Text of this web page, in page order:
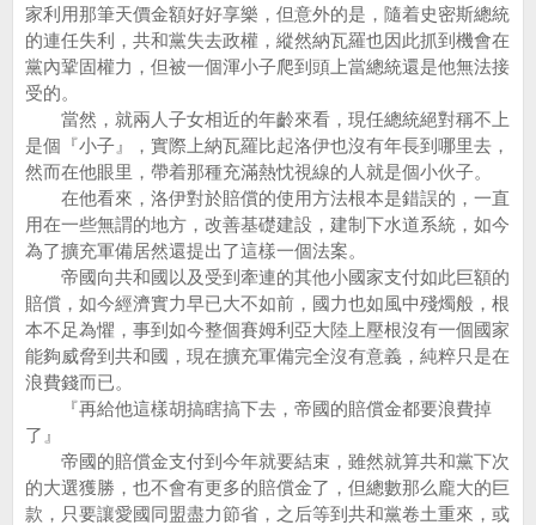
家利用那筆天價金額好好享樂，但意外的是，隨着史密斯總統
的連任失利，共和黨失去政權，縱然納瓦羅也因此抓到機會在
黨內鞏固權力，但被一個渾小子爬到頭上當總統還是他無法接
受的。
當然，就兩人子女相近的年齡來看，現任總統絕對稱不上
是個『小子』，實際上納瓦羅比起洛伊也沒有年長到哪里去，
然而在他眼里，帶着那種充滿熱忱視線的人就是個小伙子。
在他看來，洛伊對於賠償的使用方法根本是錯誤的，一直
用在一些無謂的地方，改善基礎建設，建制下水道系統，如今
為了擴充軍備居然還提出了這樣一個法案。
帝國向共和國以及受到牽連的其他小國家支付如此巨額的
賠償，如今經濟實力早已大不如前，國力也如風中殘燭般，根
本不足為懼，事到如今整個賽姆利亞大陸上壓根沒有一個國家
能夠威脅到共和國，現在擴充軍備完全沒有意義，純粹只是在
浪費錢而已。
『再給他這樣胡搞瞎搞下去，帝國的賠償金都要浪費掉
了』
帝國的賠償金支付到今年就要結束，雖然就算共和黨下次
的大選獲勝，也不會有更多的賠償金了，但總數那么龐大的巨
款，只要讓愛國同盟盡力節省，之后等到共和黨卷土重來，或